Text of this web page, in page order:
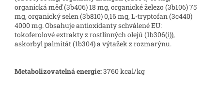
organická měď (3b406) 18 mg, organické železo (3b106) 75
mg, organický selen (3b810) 0,16 mg, L-tryptofan (3c440)
4000 mg. Obsahuje antioxidanty schválené EU:
tokoferolové extrakty z rostlinných olejů (1b306(i)),
askorbyl palmitát (1b304) a výtažek z rozmarýnu.
Metabolizovatelná energie:3760 kcal/kg